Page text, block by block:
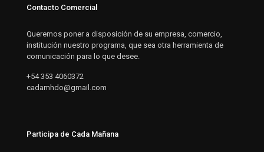
Contacto Comercial
Queremos poner a disposición de su empresa, comercio,
institución nuestro programa, que sea otra herramienta de
comunicación para lo que desee.
+54 353 4060372
cadamhdo@gmail.com
Participa de Cada Mañana